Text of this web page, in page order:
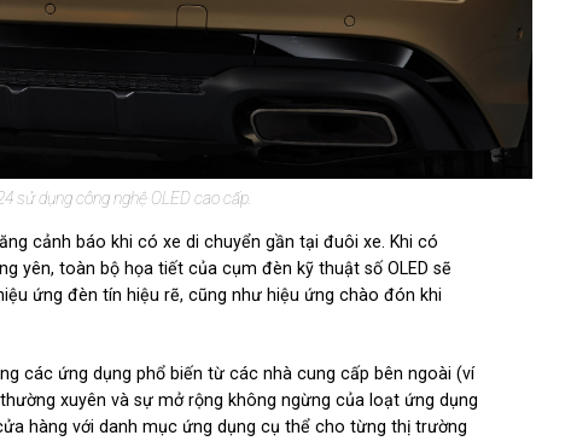
sử dụng công nghệ OLED cao cấp.
cảnh báo khi có xe di chuyển gần tại đuôi xe. Khi có
yên, toàn bộ họa tiết của cụm đèn kỹ thuật số OLED sẽ
ứng đèn tín hiệu rẽ, cũng như hiệu ứng chào đón khi
các ứng dụng phổ biến từ các nhà cung cấp bên ngoài (ví
xuyên và sự mở rộng không ngừng của loạt ứng dụng
hàng với danh mục ứng dụng cụ thể cho từng thị trường